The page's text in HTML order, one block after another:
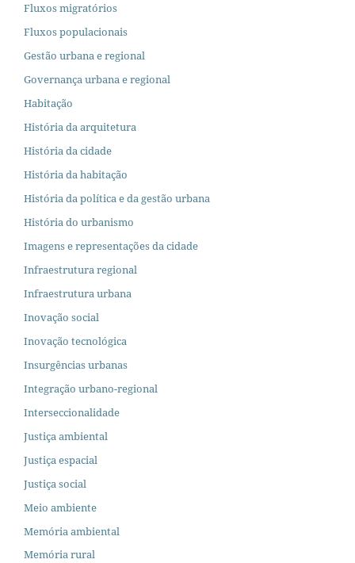
Fluxos migratórios
Fluxos populacionais
Gestão urbana e regional
Governança urbana e regional
Habitação
História da arquitetura
História da cidade
História da habitação
História da política e da gestão urbana
História do urbanismo
Imagens e representações da cidade
Infraestrutura regional
Infraestrutura urbana
Inovação social
Inovação tecnológica
Insurgências urbanas
Integração urbano-regional
Interseccionalidade
Justiça ambiental
Justiça espacial
Justiça social
Meio ambiente
Memória ambiental
Memória rural